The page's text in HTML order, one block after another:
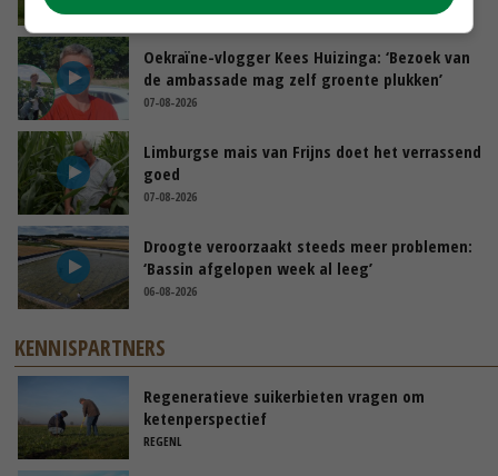
Oekraïne-vlogger Kees Huizinga: ‘Bezoek van
de ambassade mag zelf groente plukken’
07-08-2026
Limburgse mais van Frijns doet het verrassend
goed
07-08-2026
Droogte veroorzaakt steeds meer problemen:
‘Bassin afgelopen week al leeg’
06-08-2026
KENNISPARTNERS
Regeneratieve suikerbieten vragen om
ketenperspectief
REGENL